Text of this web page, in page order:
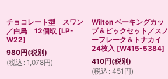
チョコレート型 スワン
／白鳥 12個取 [LP-
W22]
980円(税別)
(税込 : 1,078円)
Wilton ベーキングカッ
プ＆ピックセット／スノ
ーフレーク＆トナカイ
24枚入 [W415-5384]
410円(税別)
(税込 : 451 円)